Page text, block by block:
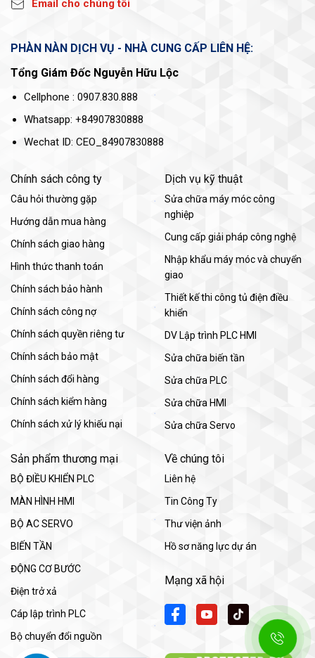
Email cho chúng tôi
PHÀN NÀN DỊCH VỤ - NHÀ CUNG CẤP LIÊN HỆ:
Tổng Giám Đốc Nguyễn Hữu Lộc
Cellphone : 0907.830.888
Whatsapp: +84907830888
Wechat ID: CEO_84907830888
Chính sách công ty
Câu hỏi thường gặp
Hướng dẫn mua hàng
Chính sách giao hàng
Hình thức thanh toán
Chính sách bảo hành
Chính sách công nợ
Chính sách quyền riêng tư
Chính sách bảo mật
Chính sách đổi hàng
Chính sách kiểm hàng
Chính sách xử lý khiếu nại
Dịch vụ kỹ thuật
Sửa chữa máy móc công
nghiệp
Cung cấp giải pháp công nghệ
Nhập khẩu máy móc và chuyển
giao
Thiết kế thi công tủ điện điều
khiển
DV Lập trình PLC HMI
Sửa chữa biến tần
Sửa chữa PLC
Sửa chữa HMI
Sửa chữa Servo
Sản phẩm thương mại
BỘ ĐIỀU KHIỂN PLC
MÀN HÌNH HMI
BỘ AC SERVO
BIẾN TẦN
ĐỘNG CƠ BƯỚC
Điện trở xả
Cáp lập trình PLC
Bộ chuyển đổi nguồn
Về chúng tôi
Liên hệ
Tin Công Ty
Thư viện ảnh
Hồ sơ năng lực dự án
Mạng xã hội